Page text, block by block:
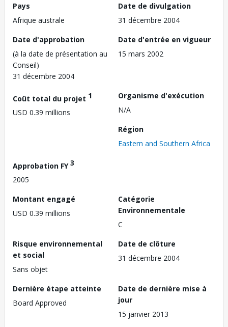
Pays
Afrique australe
Date de divulgation
31 décembre 2004
Date d'approbation
(à la date de présentation au
Conseil)
31 décembre 2004
Date d'entrée en vigueur
15 mars 2002
Coût total du projet 1
USD 0.39 millions
Organisme d'exécution
N/A
Région
Eastern and Southern Africa
Approbation FY3
2005
Montant engagé
USD 0.39 millions
Catégorie
Environnementale
C
Risque environnemental
et social
Sans objet
Date de clôture
31 décembre 2004
Dernière étape atteinte
Board Approved
Date de dernière mise à
jour
15 janvier 2013